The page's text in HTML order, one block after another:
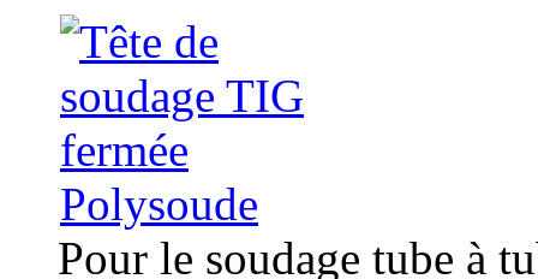
Pour le soudage tube à